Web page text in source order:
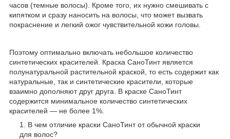
часов (темные волосы). Кроме того, их нужно смешивать с
кипятком и сразу наносить на волосы, что может вызвать
покраснение и легкий ожог чувствительной кожи головы.
Поэтому оптимально включать небольшое количество
синтетических красителей. Краска СаноТинт является
полунатуральной растительной краской, то есть содержит как
натуральные, так и синтетические красители, которые
взаимно дополняют друг друга. В краске СаноТинт
содержится минимальное количество синтетических
красителей — не более 1%.
В чем отличие краски СаноТинт от обычной краски
для волос?